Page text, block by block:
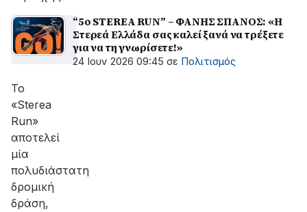
“5ο STEREA RUN” – ΦΑΝΗΣ ΣΠΑΝΟΣ: «Η
Στερεά Ελλάδα σας καλεί ξανά να τρέξετε
για να τη γνωρίσετε!»
24 Ιουν 2026 09:45 σε Πολιτισμός
Το
«Sterea
Run»
αποτελεί
μία
πολυδιάστατη
δρομική
δράση,